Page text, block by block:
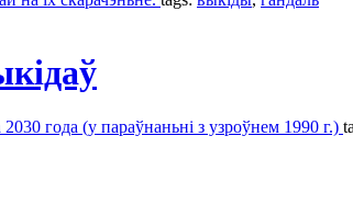
года (у параўнаньні з узроўнем 1990 г.)